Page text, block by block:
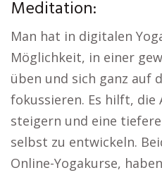
Meditation:
Man hat in digitalen
Möglichkeit, in einer
üben und sich ganz auf
fokussieren. Es hilft, die
steigern und eine
selbst zu entwickeln.
Online-Yogakurse,